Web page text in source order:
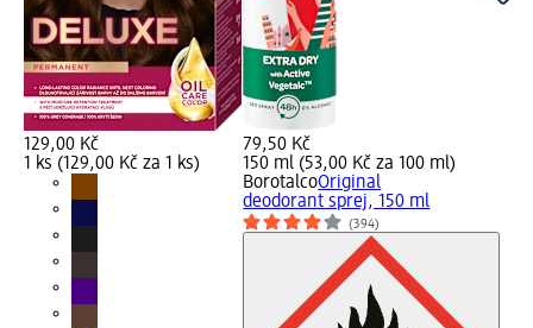
129,00 Kč
1 ks (129,00 Kč za 1 ks)
79,50 Kč
150 ml (53,00 Kč za 100 ml)
BorotalcoOriginal
deodorant sprej, 150 ml
(394)